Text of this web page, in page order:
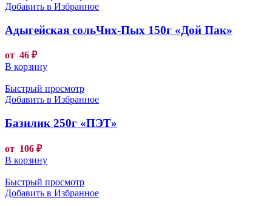
Добавить в Избранное
Адыгейская сольЧих-Пых 150г «Дой Пак»
от 46 ₽
В корзину
Быстрый просмотр
Добавить в Избранное
Базилик 250г «ПЭТ»
от 106 ₽
В корзину
Быстрый просмотр
Добавить в Избранное